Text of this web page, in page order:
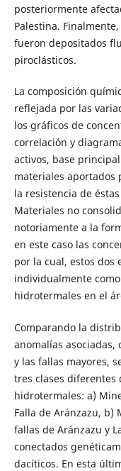
posteriormente
Palestina.
fueron depositados
piroclásticos.
La composición
reflejada por las
los gráficos de
correlación y
activos, base
materiales aportados
la resistencia de
Materiales no
notoriamente a la
en este caso las
por la cual, estos dos
individualmente
hidrotermales en el
Comparando la
anomalías asociadas,
y las fallas mayores,
tres clases diferentes
hidrotermales: a)
Falla de Aránzazu, b)
fallas de Aránzazu y
conectados
dacíticos. En esta